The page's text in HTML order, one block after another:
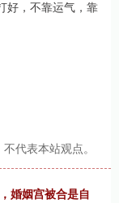
好，不靠运气，靠
代表本站观点。
婚姻宫被合是自